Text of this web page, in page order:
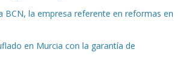
BCN, la empresa referente en reformas en
en Murcia con la garantía de